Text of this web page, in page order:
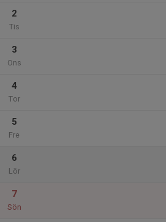
2
Tis
3
Ons
4
Tor
5
Fre
6
Lör
7
Sön